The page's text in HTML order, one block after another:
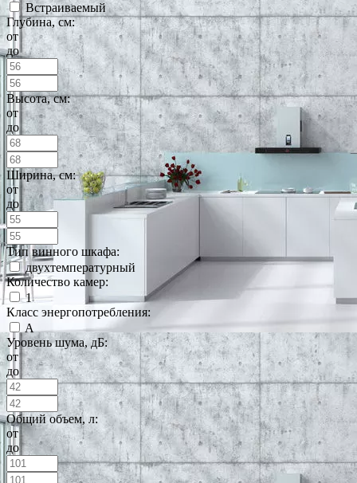
Встраиваемый
Глубина, см:
от
до
Высота, см:
от
до
Ширина, см:
от
до
Тип винного шкафа:
двухтемпературный
Количество камер:
1
Класс энергопотребления:
A
Уровень шума, дБ:
от
до
Общий объем, л:
от
до